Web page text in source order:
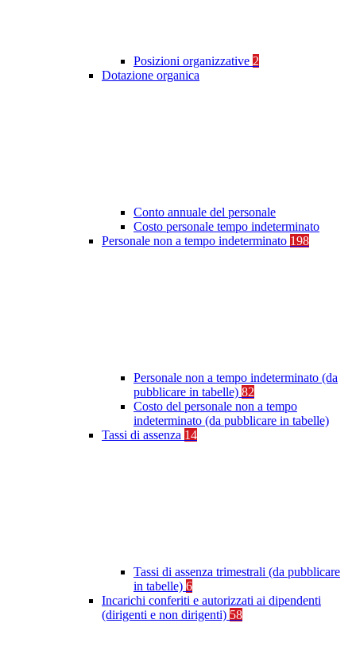
Posizioni organizzative 2
Dotazione organica
Conto annuale del personale
Costo personale tempo indeterminato
Personale non a tempo indeterminato 198
Personale non a tempo indeterminato (da
pubblicare in tabelle) 82
Costo del personale non a tempo
indeterminato (da pubblicare in tabelle)
Tassi di assenza 14
Tassi di assenza trimestrali (da pubblicare
in tabelle) 6
Incarichi conferiti e autorizzati ai dipendenti
(dirigenti e non dirigenti) 58